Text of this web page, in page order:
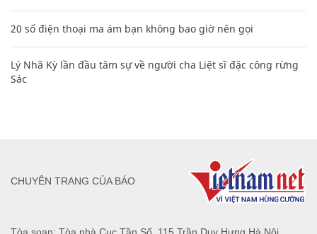
20 số điện thoại ma ám bạn không bao giờ nên gọi
Lý Nhã Kỳ lần đầu tâm sự về người cha Liệt sĩ đặc công rừng
Sác
CHUYÊN TRANG CỦA BÁO